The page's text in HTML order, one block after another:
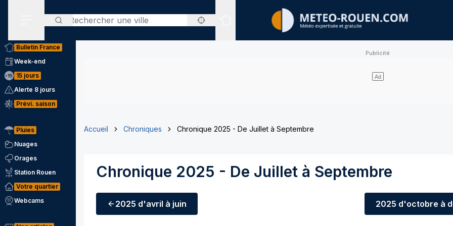
Rechercher
Sites expertisés
Bulletin France
Week-end
15 jours
Alerte 8 jours
Prévi. saison
Pluies
Nuages
Orages
Station Rouen
Votre quartier
Webcams
Accueil Chroniques Chronique 2025 - De Juillet à Septembre
Chronique 2025 - De Juillet à Septembre
2025 d'avril à juin 2025 d'octobre à